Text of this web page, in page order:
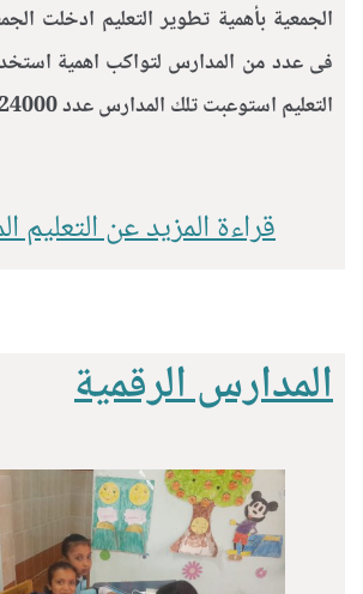
الجمعية بأهمية تطوير التعليم ادخلت
فى عدد من المدارس لتواكب اهمية
التعليم استوعبت تلك المدارس عدد 24000 تلميذ/ة.
قراءة المزيد عن التعليم
المدارس الرقمية